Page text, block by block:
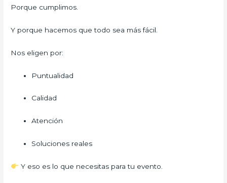
Porque cumplimos.
Y porque hacemos que todo sea más fácil.
Nos eligen por:
Puntualidad
Calidad
Atención
Soluciones reales
Y eso es lo que necesitas para tu evento.